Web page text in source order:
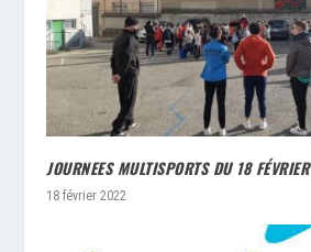
JOURNEES MULTISPORTS DU 18 FÉVRIER
18 février 2022